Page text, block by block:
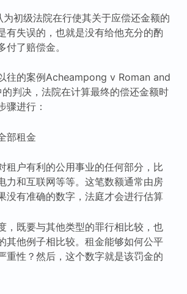
初级法院在行使其关于应偿还金额的
有失误的，也就是没有给他充分的酌
了赔偿金。
往的案例Acheampong v Roman and
判决，法院在计算最终的偿还金额时
骤进行：
部租金
租户有利的公用事业的任何部分，比
力和互联网等等。这笔数额通常由房
没有准确的数字，法庭才会进行估算
，既要与其他类型的罪行相比较，也
其他例子相比较。租金能够如何公平
重性？然后，这个数字就是该罚金的